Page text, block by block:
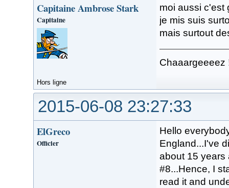
Capitaine Ambrose Stark
Capitaine
moi aussi c'est
je mis suis
mais surtout
Chaaargeeeez
Hors ligne
2015-06-08 23:27:33
ElGreco
Officier
Hello
England...I've
about 15 years
#8...Hence, I
read it and